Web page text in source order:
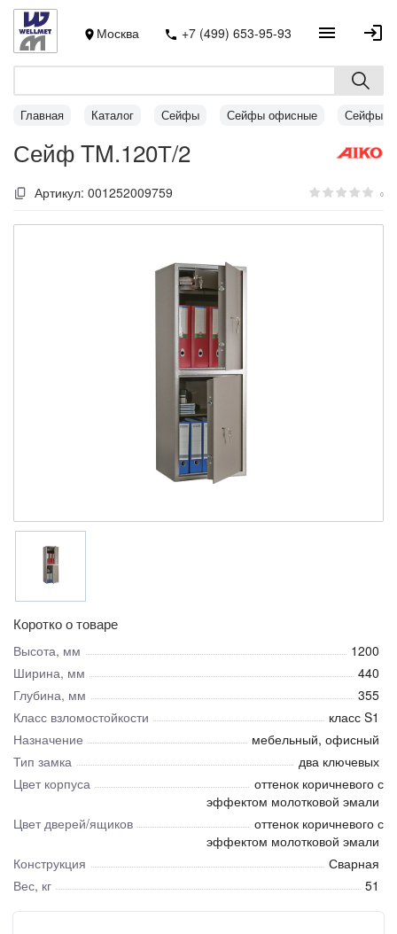
Москва +7 (499) 653-95-93
Главная Каталог Сейфы Сейфы офисные Сейфы
Сейф TM.120Т/2
Артикул: 001252009759 0
Коротко о товаре
Высота, мм
1200
Ширина, мм
440
Глубина, мм
355
Класс взломостойкости
класс S1
Назначение
мебельный, офисный
Тип замка
два ключевых
Цвет корпуса
оттенок коричневого с
эффектом молотковой эмали
Цвет дверей/ящиков
оттенок коричневого с
эффектом молотковой эмали
Конструкция
Сварная
Вес, кг
51